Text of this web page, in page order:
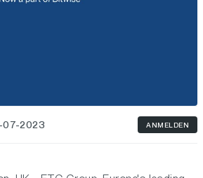
2023 ANMELDEN